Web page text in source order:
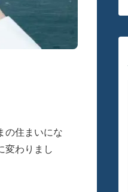
の住まいにな
変わりまし